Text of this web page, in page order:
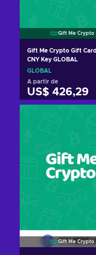
Gift Me Crypto
Gift Me Crypto Gift
CNY Key GLOBAL
GLOBAL
A partir de
US$ 426,29
Consultar
Gift Me Crypto